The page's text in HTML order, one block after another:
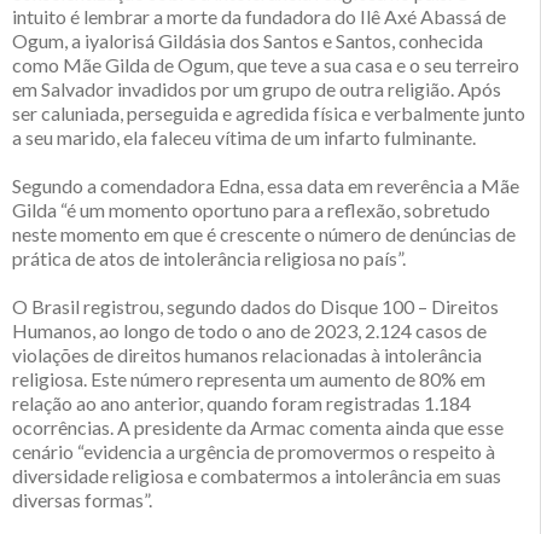
intuito é lembrar a morte da fundadora do Ilê Axé Abassá de
Ogum, a iyalorisá Gildásia dos Santos e Santos, conhecida
como Mãe Gilda de Ogum, que teve a sua casa e o seu terreiro
em Salvador invadidos por um grupo de outra religião. Após
ser caluniada, perseguida e agredida física e verbalmente junto
a seu marido, ela faleceu vítima de um infarto fulminante.
Segundo a comendadora Edna, essa data em reverência a Mãe
Gilda “é um momento oportuno para a reflexão, sobretudo
neste momento em que é crescente o número de denúncias de
prática de atos de intolerância religiosa no país”.
O Brasil registrou, segundo dados do Disque 100 – Direitos
Humanos, ao longo de todo o ano de 2023, 2.124 casos de
violações de direitos humanos relacionadas à intolerância
religiosa. Este número representa um aumento de 80% em
relação ao ano anterior, quando foram registradas 1.184
ocorrências. A presidente da Armac comenta ainda que esse
cenário “evidencia a urgência de promovermos o respeito à
diversidade religiosa e combatermos a intolerância em suas
diversas formas”.